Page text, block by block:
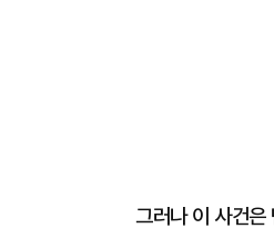
그러나 이 사건은